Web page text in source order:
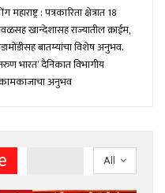
: पत्रकारिता क्षेत्रात 18
खान्देशासह राज्यातील क्राईम,
बातम्यांचा विशेष अनुभव.
भारत’ दैनिकात विभागीय
अनुभव
All